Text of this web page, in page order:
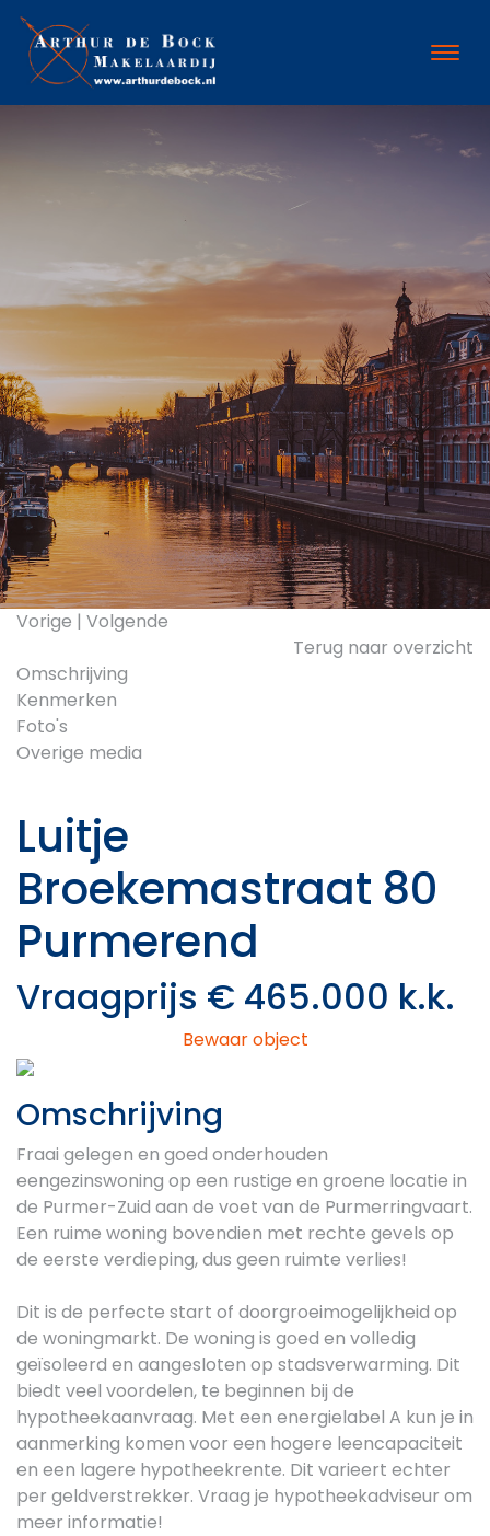
Vorige | Volgende
Terug naar overzicht
Omschrijving
Kenmerken
Foto's
Overige media
Luitje
Broekemastraat 80
Purmerend
Vraagprijs € 465.000 k.k.
Bewaar object
Omschrijving
Fraai gelegen en goed onderhouden
eengezinswoning op een rustige en groene locatie in
de Purmer-Zuid aan de voet van de Purmerringvaart.
Een ruime woning bovendien met rechte gevels op
de eerste verdieping, dus geen ruimte verlies!
Dit is de perfecte start of doorgroeimogelijkheid op
de woningmarkt. De woning is goed en volledig
geïsoleerd en aangesloten op stadsverwarming. Dit
biedt veel voordelen, te beginnen bij de
hypotheekaanvraag. Met een energielabel A kun je in
aanmerking komen voor een hogere leencapaciteit
en een lagere hypotheekrente. Dit varieert echter
per geldverstrekker. Vraag je hypotheekadviseur om
meer informatie!